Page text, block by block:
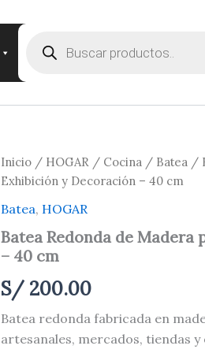
productos
Inicio / HOGAR / Cocina / Batea /
Exhibición y Decoración – 40 cm
Batea, HOGAR
Batea Redonda de
– 40 cm
S/ 200.00
Batea redonda fabricada en
artesanales, mercados, tiendas
Batea
Redonda
Madera
Ferias,
Exhibición
Decoración
40
cm